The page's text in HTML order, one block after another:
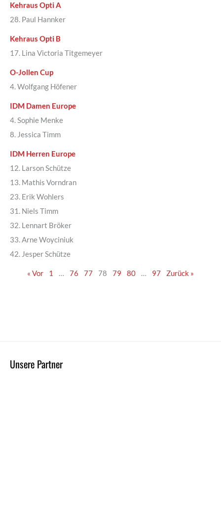
Kehraus Opti A
28. Paul Hannker
Kehraus Opti B
17. Lina Victoria Titgemeyer
O-Jollen Cup
4. Wolfgang Höfener
IDM Damen Europe
4. Sophie Menke
8. Jessica Timm
IDM Herren Europe
12. Larson Schütze
13. Mathis Vorndran
23. Erik Wohlers
31. Niels Timm
32. Lennart Bröker
33. Arne Woyciniuk
42. Jesper Schütze
« Vor 1 … 76 77 78 79 80 … 97 Zurück »
Unsere Partner